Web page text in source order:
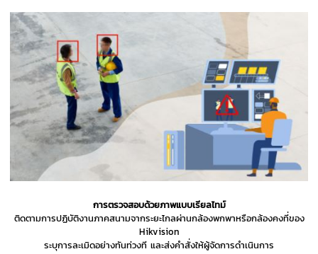
การตรวจสอบด้วยภาพแบบเรียลไทม์
ติดตามการปฏิบัติงานภาคสนามจากระยะไกลผ่านกล้องพกพาหรือกล้องคงที่ของ
Hikvision
ระบุการละเมิดอย่างทันท่วงที และส่งคำสั่งให้ผู้จัดการดำเนินการ